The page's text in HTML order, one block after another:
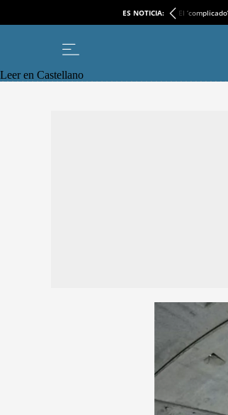
ES NOTICIA: El
Leer en Castellano